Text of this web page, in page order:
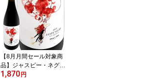
カタルーニャ テラ・アル
タ トニ・コカ コカ兄弟
ガルナッチャ・ブランカ
マカベオ 古木 高樹齢 ガ
ルナッチャ・ブランカ7
0% マカベオ30% 手摘み
【8月月間セール対象商
品】ジャスピー・ネグレ
2021 スペイン 赤ワイン
1,870 円